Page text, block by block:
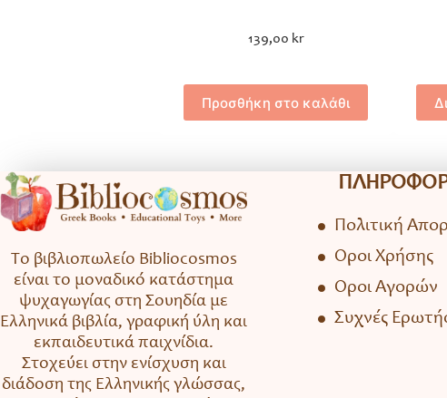
139,00 kr
Προσθήκη στο καλάθι
Το βιβλιοπωλείο Bibliocosmos
είναι το μοναδικό κατάστημα
ψυχαγωγίας στη Σουηδία με
Ελληνικά βιβλία, γραφική ύλη και
εκπαιδευτικά παιχνίδια.
Στοχεύει στην ενίσχυση και
διάδοση της Ελληνικής γλώσσας,
Πολιτική
Όροι Χρήσης
Όροι Αγορών
Συχνές